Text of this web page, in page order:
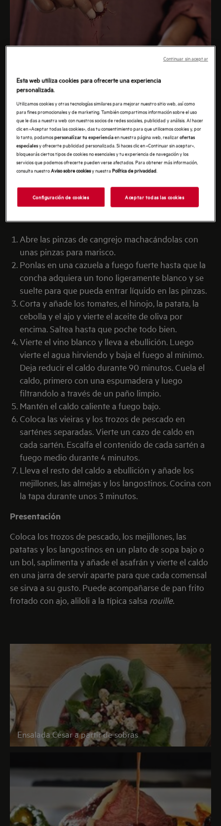
haber rape, congrio, pejesapo, rodaballo,
salmonetes, aguja o bacalao
8 vieiras
500 g de mejillones cultivados limpios y
Abre las pinzas de cangrejo machacándolas con
unas pinzas para marisco.
Ponlas en una cazuela a fuego fuerte hasta que la
concha adquiera un tono ligeramente blanco y se
suelte para que pueda entrar líquido en las pinzas.
Corta y añade los tomates, el hinojo, la patata, la
cebolla y el ajo y vierte el aceite de oliva por
encima. Saltea hasta que poche todo bien.
Vierte el vino blanco y lleva a ebullición. Luego
vierte el agua hirviendo y baja el fuego al mínimo.
Deja reducir el caldo durante 90 minutos. Cuela el
caldo, primero con una espumadera y luego
filtrandolo a través de un paño limpio.
Mantén el caldo caliente a fuego bajo.
Coloca las vieiras y los trozos de pescado en
sarténes separadas. Vierte un cazo de caldo en
cada sartén. Escalfa el contenido de cada sartén a
fuego medio durante 4 minutos.
Lleva el resto del caldo a ebullición y añade los
mejillones, las almejas y los langostinos. Cocina con
la tapa durante unos 3 minutos.
Presentación
Coloca los trozos de pescado, los mejillones, las
patatas y los langostinos en un plato de sopa bajo o
un bol, saplimenta y añade el asafrán y vierte el caldo
en una jarra de servir aparte para que cada comensal
se sirva a su gusto. Puede acompañarse de pan frito
frotado con ajo, aliloli a la típica salsa rouille.
Ensalada César a partir de sobras
Esta web utiliza cookies para ofrecerte una experiencia
personalizada.
Utilizamos cookies y otras tecnologías similares para mejorar nuestro sitio web, así como
para fines promocionales y de marketing. También compartimos información sobre el uso
que le das a nuestra web con nuestros socios de redes sociales, publicidad y análisis. Al hacer
clic en «Aceptar todas las cookies», das tu consentimiento para que utilicemos cookies y, por
lo tanto, podamospersonalizar tu experienciaen nuestra página web, realizarofertas
especialesy ofrecerte publicidad personalizada. Si haces clic en «Continuar sin aceptar»,
bloquearás ciertos tipos de cookies no esenciales y tu experiencia de navegación y los
servicios que podemos ofrecerte pueden verse afectados. Para obtener más información,
consulta nuestroAviso sobre cookiesy nuestraPolítica de privacidad.
Configuración de cookies Aceptar todas las cookies
Continuar sin aceptar